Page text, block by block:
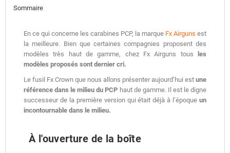
Sommaire
En ce qui concerne les carabines PCP, la marque Fx Airguns est
la meilleure. Bien que certaines compagnies proposent des
modèles très haut de gamme, chez Fx Airguns tous
les
modèles proposés sont dernier cri.
Le fusil Fx Crown que nous allons présenter aujourd’hui est une
référence dans le milieu du PCP haut de gamme. Il est le digne
successeur de la première version qui était déjà à l’époque un
incontournable dans le milieu.
À l'ouverture de la boîte